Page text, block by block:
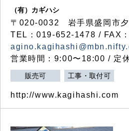
（有）カギハシ
〒020-0032 岩手県盛岡市
TEL：019-652-1478 / FAX
営業時間：9:00〜18:00 / 定
販売可 工事・取付可
http://www.kagihashi.com